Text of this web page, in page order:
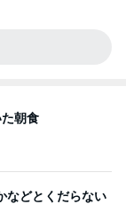
朝食
などとくだらない